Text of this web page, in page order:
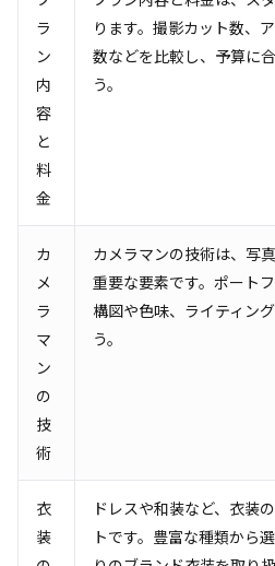
ラ
ン
内
容
と
料
金
ります。撮影カット数、
数などを比較し、予算に
う。
カ
メ
ラ
マ
ン
の
技
術
カメラマンの技術は、写
重要な要素です。ポート
構図や色味、ライティン
う。
衣
装
ドレスや和装など、衣装
トです。豊富な種類から